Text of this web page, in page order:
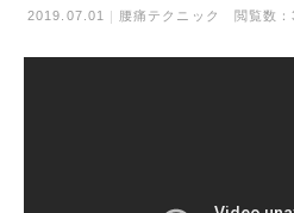
2019.07.01 腰痛テクニック 閲覧数